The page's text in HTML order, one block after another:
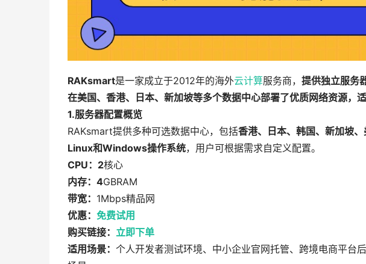
RAKsmart是一家成立于2012年的海外云计算服务商， 提供独立服务
在美国、香港、日本、新加坡等多个数据中心部署了优质网络资源，
1.服务器配置概览
RAKsmart提供多种可选数据中心，包括香港、日本、韩国、新加坡
Linux和Windows操作系统，用户可根据需求自定义配置。
CPU：2核心
内存：4GBRAM
带宽： 1Mbps精品网
优惠： 免费试用
购买链接： 立即下单
适用场景： 个人开发者测试环境、中小企业官网托管、跨境电商平台